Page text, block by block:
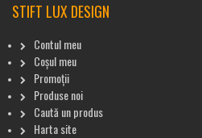
STIFT LUX DESIGN
Contul meu
Coșul meu
Promoții
Produse noi
Caută un produs
Harta site